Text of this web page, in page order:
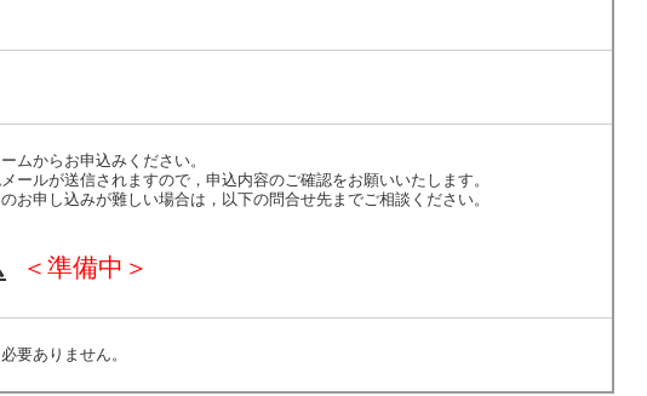
ムからお申込みください。
ールが送信されますので，申込内容のご確認をお願いいたします。
お申し込みが難しい場合は，以下の問合せ先までご相談ください。
＜準備中＞
要ありません。